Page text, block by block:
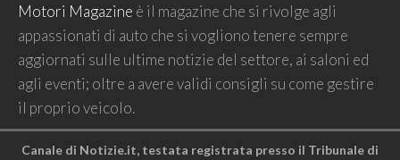
Motori Magazine è il magazine che si rivolge agli
appassionati di auto che si vogliono tenere sempre
aggiornati sulle ultime notizie del settore, ai saloni ed
agli eventi; oltre a avere validi consigli su come gestire
il proprio veicolo.
Canale di Notizie.it, testata registrata presso il Tribunale di